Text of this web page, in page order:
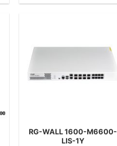
RG-WALL 1600-M6600-
LIS-1Y